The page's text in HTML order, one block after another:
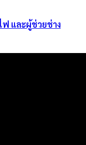
ฟ และผู้ช่วยช่าง